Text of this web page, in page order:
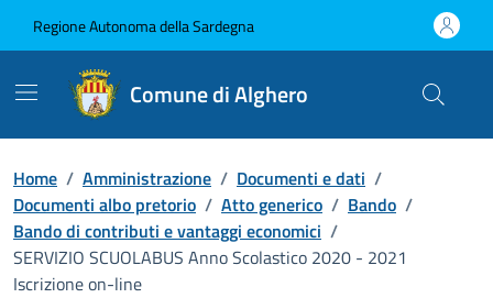
Regione Autonoma della Sardegna
Comune di Alghero
Home / Amministrazione / Documenti e dati /
Documenti albo pretorio / Atto generico / Bando /
Bando di contributi e vantaggi economici /
SERVIZIO SCUOLABUS Anno Scolastico 2020 - 2021
Iscrizione on-line